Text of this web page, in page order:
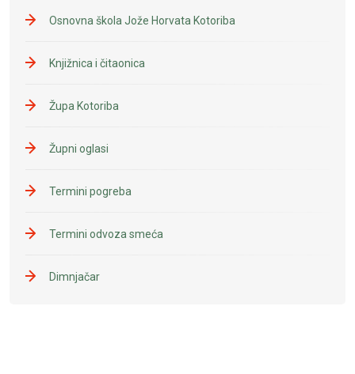
Osnovna škola Jože Horvata Kotoriba
Knjižnica i čitaonica
Župa Kotoriba
Župni oglasi
Termini pogreba
Termini odvoza smeća
Dimnjačar